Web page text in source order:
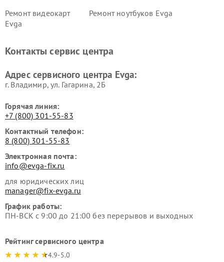
Ремонт видеокарт
Evga
Ремонт ноутбуков Evga
Контакты сервис центра
Адрес сервисного центра Evga:
г. Владимир, ул. Гагарина, 2Б
Горячая линия:
+7 (800) 301-55-83
Контактный телефон:
8 (800) 301-55-83
Электронная почта:
info@evga-fix.ru
для юридических лиц
manager@fix-evga.ru
График работы:
ПН-ВСК с 9:00 до 21:00 без перерывов и выходных
Рейтинг сервисного центра
4.9-5.0